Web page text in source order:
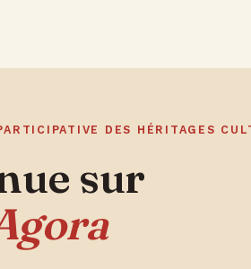
DES HÉRITAGES
sur